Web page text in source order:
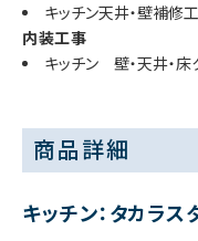
キッチン天井・壁補修
内装工事
キッチン 壁・天井・床
商品詳細
キッチン：タカラ